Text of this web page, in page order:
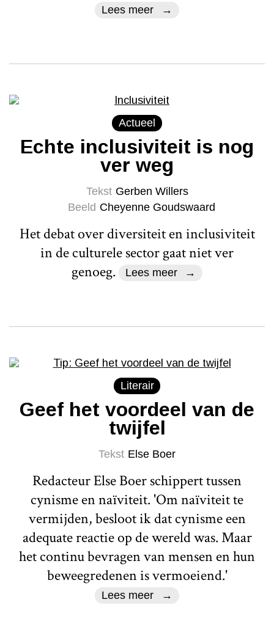
Lees meer
Actueel
Echte inclusiviteit is nog
ver weg
Tekst Gerben Willers
Beeld Cheyenne Goudswaard
Het debat over diversiteit en inclusiviteit
in de culturele sector gaat niet ver
genoeg.
Lees meer
Literair
Geef het voordeel van de
twijfel
Tekst Else Boer
Redacteur Else Boer schippert tussen
cynisme en naïviteit. 'Om naïviteit te
vermijden, besloot ik dat cynisme een
adequate reactie op de wereld was. Maar
het continu bevragen van mensen en hun
beweegredenen is vermoeiend.'
Lees meer